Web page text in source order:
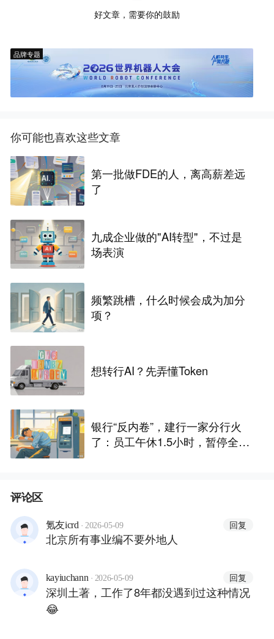
好文章，需要你的鼓励
品牌专题
你可能也喜欢这些文章
第一批做FDE的人，离高薪差远
了
九成企业做的"AI转型"，不过是
场表演
频繁跳槽，什么时候会成为加分
项？
想转行AI？先弄懂Token
银行“反内卷”，建行一家分行火
了：员工午休1.5小时，暂停全部
评论区
氪友icrd · 2026-05-09 回复
北京所有事业编不要外地人
kayiuchann · 2026-05-09 回复
深圳土著，工作了8年都没遇到过这种情况
😂